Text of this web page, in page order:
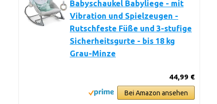
Babyschaukel Babyliege - mit
Vibration und Spielzeugen -
Rutschfeste Füße und 3-stufige
Sicherheitsgurte - bis 18 kg
Grau-Minze
44,99 €
Bei Amazon ansehen